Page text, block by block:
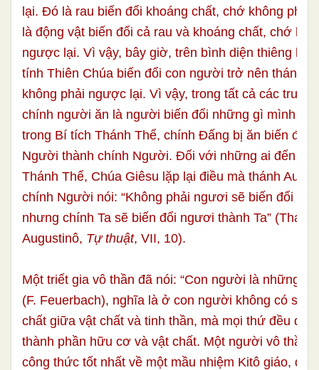
lại. Đó là rau biến đổi khoáng chất, chớ không phải
là động vật biến đổi cả rau và khoáng chất, chớ
ngược lại. Vì vậy, bây giờ, trên bình diện thiêng
tính Thiên Chúa biến đổi con người trở nên thánh
không phải ngược lại. Vì vậy, trong tất cả các
chính người ăn là người biến đổi những gì mình
trong Bí tích Thánh Thể, chính Đấng bị ăn biến đổi
Người thành chính Người. Đối với những ai đến
Thánh Thể, Chúa Giêsu lặp lại điều mà thánh
chính Người nói: “Không phải ngươi sẽ biến đổi Ta
nhưng chính Ta sẽ biến đổi ngươi thành Ta” (Thánh
Augustinô, Tự thuật, VII, 10).
Một triết gia vô thần đã nói: “Con người là những gì
(F. Feuerbach), nghĩa là ở con người không có sự
chất giữa vật chất và tinh thần, mà mọi thứ đều
thành phần hữu cơ và vật chất. Một người vô thần
công thức tốt nhất về một mầu nhiệm Kitô giáo, dù